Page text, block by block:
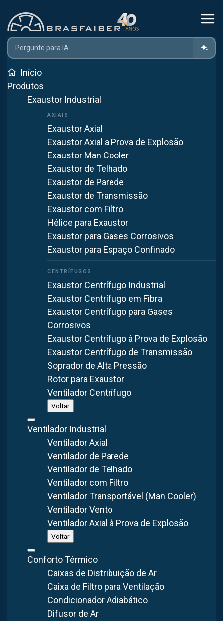
Início
Produtos
Exaustor Industrial
Exaustor Axial
Exaustor Axial a Prova de Explosão
Exaustor Man Cooler
Exaustor de Telhado
Exaustor de Parede
Exaustor de Transmissão
Exaustor com Filtro
Hélice para Exaustor
Exaustor para Gases Corrosivos
Exaustor para Espaço Confinado
Exaustor Centrífugo Industrial
Exaustor Centrífugo em Fibra
Exaustor Centrífugo para Gases
Corrosivos
Exaustor Centrífugo à Prova de Explosão
Exaustor Centrífugo de Transmissão
Soprador de Alta Pressão
Rotor para Exaustor
Ventilador Centrífugo
Voltar
Ventilador Industrial
Ventilador Axial
Ventilador de Parede
Ventilador de Telhado
Ventilador com Filtro
Ventilador Transportável (Man Cooler)
Ventilador Vento
Ventilador Axial à Prova de Explosão
Voltar
Conforto Térmico
Caixas de Distribuição de Ar
Caixa de Filtro para Ventilação
Condicionador Adiabático
Difusor de Ar
Home Projetos
Indústria De Borracha
Projeto de Filtragem de
Particulados para Indústria de
Borracha
Indústria de Borracha
Obra executada emSanta Bárbara d'Oeste/SP
indústria de borracha, retendo particulados gerados no
processo produtivo.
WhatsApp
Ver todos os projetos
Em processos industriais, o controle térmico, de vapores e
de contaminantes é essencial para produtividade,
segurança e compliance.
Problema apresentado:
Exposição a agentes insalubres
ocupacional
Perda de produtividade
excessivo
Corrosãode estruturas em ambientes agressivos
A Brasfaiber projetou e instalou umarede de captação
filtros de manga